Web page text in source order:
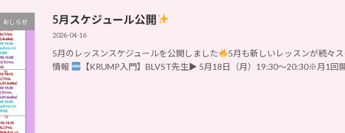
おしらせ 5月スケジュール公開
2026-04-16
5月のレッスンスケジュールを公開しました 5月も新しいレッスンが続々
情報
【KRUMP入門】BLVST先生▶ 5月18日（月）19:30〜20:30※月1回